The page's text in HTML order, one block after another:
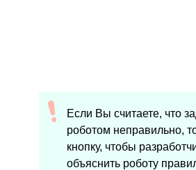
Если Вы считаете, что
роботом неправильно,
кнопку, чтобы
объяснить роботу